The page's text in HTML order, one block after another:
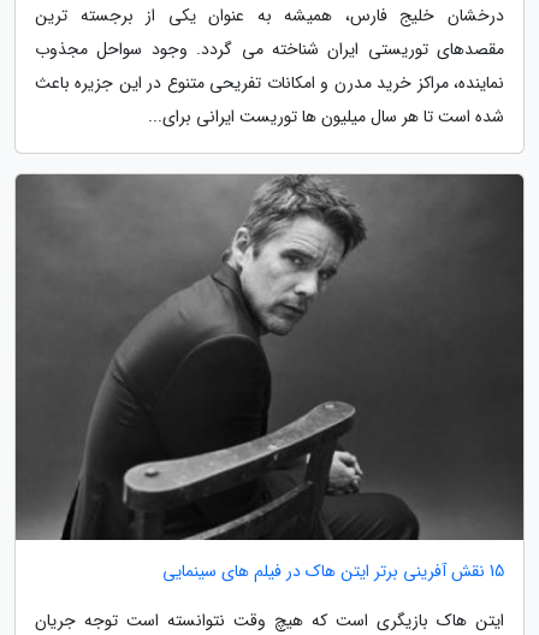
درخشان خلیج فارس، همیشه به عنوان یکی از برجسته ترین
مقصدهای توریستی ایران شناخته می گردد. وجود سواحل مجذوب
نماینده، مراکز خرید مدرن و امکانات تفریحی متنوع در این جزیره باعث
شده است تا هر سال میلیون ها توریست ایرانی برای...
15 نقش آفرینی برتر ایتن هاک در فیلم های سینمایی
ایتن هاک بازیگری است که هیچ وقت نتوانسته است توجه جریان